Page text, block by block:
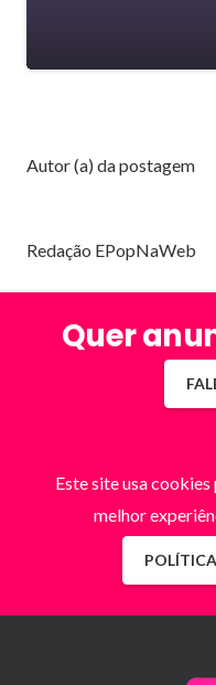
Autor (a) da postagem
Redação EPopNaWeb
Quer
Este site usa
melhor